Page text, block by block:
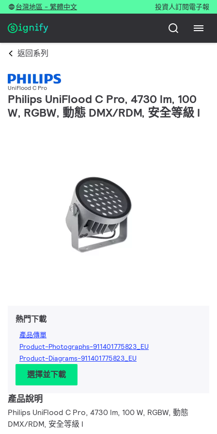
台灣地區 - 繁體中文 投資人訂閱電子報
返回系列
UniFlood C Pro
Philips UniFlood C Pro, 4730 lm, 100
W, RGBW, 動態 DMX/RDM, 安全等級 I
熱門下載
產品傳單
Product-Photographs-911401775823_EU
Product-Diagrams-911401775823_EU
選擇並下載
產品說明
Philips UniFlood C Pro, 4730 lm, 100 W, RGBW, 動態
DMX/RDM, 安全等級 I